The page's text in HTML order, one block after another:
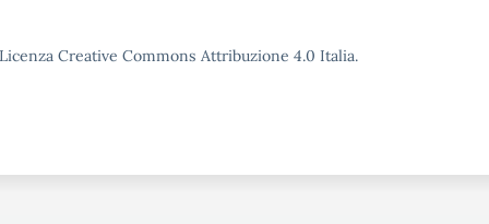
Creative Commons Attribuzione 4.0 Italia.